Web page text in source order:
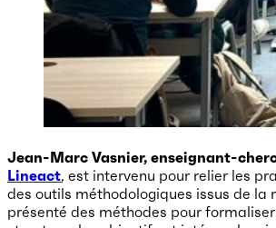
Jean-Marc Vasnier, enseignant-
Lineact, est intervenu pour relier les
des outils méthodologiques issus de la
présenté des méthodes pour